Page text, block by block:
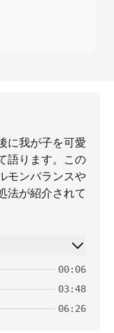
に我が子を可愛
語ります。この
モンバランスや
法が紹介されて
00:06
03:48
06:26